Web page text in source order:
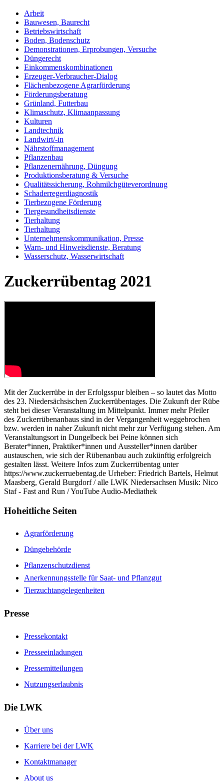
Arbeit
Bauwesen, Baurecht
Betriebswirtschaft
Boden, Bodenschutz
Demonstrationen, Erprobungen, Versuche
Düngerecht
Einkommenskombinationen
Erzeuger-Verbraucher-Dialog
Flächenbezogene Agrarförderung
Förderungsberatung
Grünland, Futterbau
Klimaschutz, Klimaanpassung
Kulturen
Landtechnik
Landwirt/-in
Nährstoffmanagement
Pflanzenbau
Pflanzenernährung, Düngung
Produktionsberatung & Versuche
Qualitätssicherung, Rohmilchgüteverordnung
Schaderregerdiagnostik
Tierbezogene Förderung
Tiergesundheitsdienste
Tierhaltung
Tierhaltung
Unternehmenskommunikation, Presse
Warn- und Hinweisdienste, Beratung
Wasserschutz, Wasserwirtschaft
Zuckerrübentag 2021
Mit der Zuckerrübe in der Erfolgsspur bleiben – so lautet das Motto
des 23. Niedersächsischen Zuckerrübentages. Die Zukunft der Rübe
steht bei dieser Veranstaltung im Mittelpunkt. Immer mehr Pfeiler
des Zuckerrübenanbaus sind in der Vergangenheit weggebrochen
bzw. werden in naher Zukunft nicht mehr zur Verfügung stehen. Am
Veranstaltungsort in Dungelbeck bei Peine können sich
Berater*innen, Praktiker*innen und Aussteller*innen darüber
austauschen, wie sich der Rübenanbau auch zukünftig erfolgreich
gestalten lässt. Weitere Infos zum Zuckerrübentag unter
https://www.zuckerruebentag.de Urheber: Friedrich Bartels, Helmut
Maasberg, Gerald Burgdorf / alle LWK Niedersachsen Musik: Nico
Staf - Fast and Run / YouTube Audio-Mediathek
Hoheitliche Seiten
Agrarförderung
Düngebehörde
Pflanzenschutzdienst
Anerkennungsstelle für Saat- und Pflanzgut
Tierzuchtangelegenheiten
Presse
Pressekontakt
Presseeinladungen
Pressemitteilungen
Nutzungserlaubnis
Die LWK
Über uns
Karriere bei der LWK
Kontaktmanager
About us